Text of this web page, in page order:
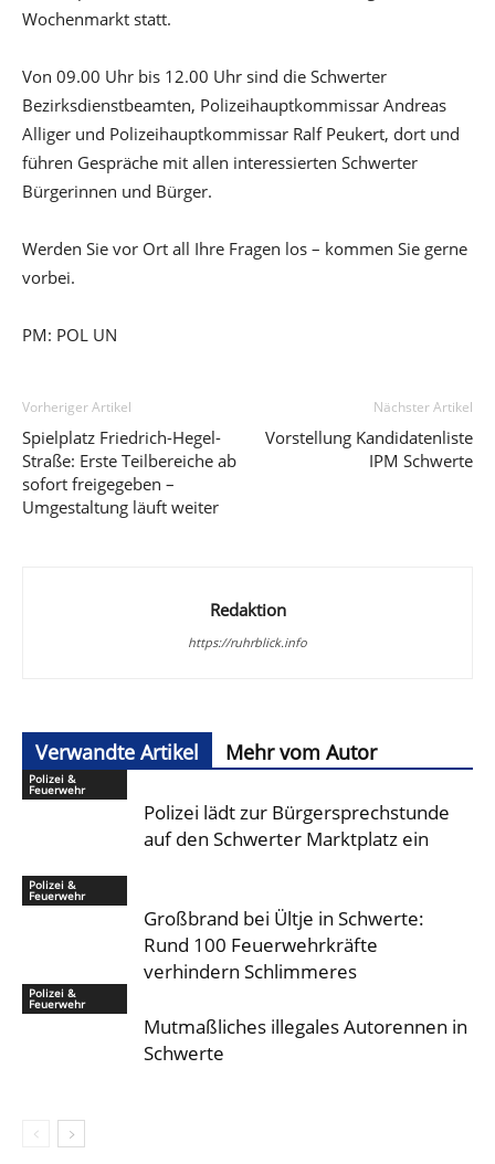
Wochenmarkt statt.
Von 09.00 Uhr bis 12.00 Uhr sind die Schwerter
Bezirksdienstbeamten, Polizeihauptkommissar Andreas
Alliger und Polizeihauptkommissar Ralf Peukert, dort und
führen Gespräche mit allen interessierten Schwerter
Bürgerinnen und Bürger.
Werden Sie vor Ort all Ihre Fragen los – kommen Sie gerne
vorbei.
PM: POL UN
Vorheriger Artikel
Spielplatz Friedrich-Hegel-
Straße: Erste Teilbereiche ab
sofort freigegeben –
Umgestaltung läuft weiter
Nächster Artikel
Vorstellung Kandidatenliste
IPM Schwerte
Redaktion
https://ruhrblick.info
Verwandte Artikel Mehr vom Autor
Polizei &
Feuerwehr
Polizei lädt zur Bürgersprechstunde
auf den Schwerter Marktplatz ein
Polizei &
Feuerwehr
Großbrand bei Ültje in Schwerte:
Rund 100 Feuerwehrkräfte
verhindern Schlimmeres
Polizei &
Feuerwehr
Mutmaßliches illegales Autorennen in
Schwerte